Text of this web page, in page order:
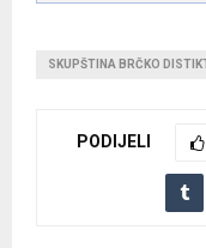
SKUPŠTINA BRČKO
PODIJELI